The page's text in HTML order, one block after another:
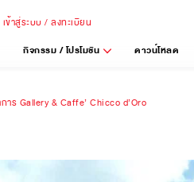
เข้าสู่ระบบ / ลงทะเบียน
กิจกรรม / โปรโมชัน ดาวน์โหลด
ร Gallery & Caffe’ Chicco d’Oro